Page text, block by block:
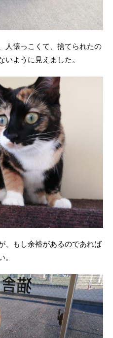
人懐っこくて、捨てられたの
いように見えました。
、もし余裕があるのであれば
。